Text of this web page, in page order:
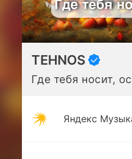
TEHNOS
Где тебя носит,
Яндекс